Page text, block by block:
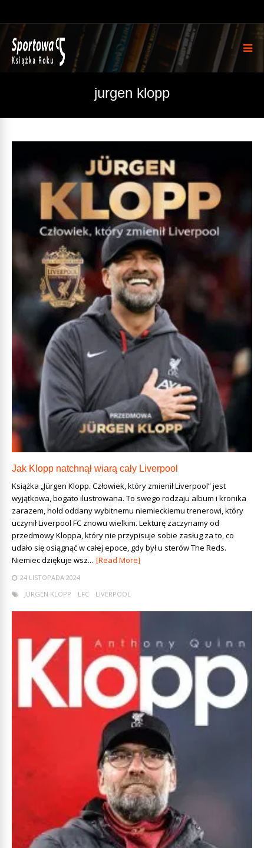
jurgen klopp
Jak Klopp natchnął wiarą cały Liverpool
Książka „Jürgen Klopp. Człowiek, który zmienił Liverpool” jest
wyjątkowa, bogato ilustrowana. To swego rodzaju album i kronika
zarazem, hołd oddany wybitnemu niemieckiemu trenerowi, który
uczynił Liverpool FC znowu wielkim. Lekturę zaczynamy od
przedmowy Kloppa, który nie przypisuje sobie zasług za to, co
udało się osiągnąć w całej epoce, gdy był u sterów The Reds.
Niemiec dziękuje wsz... [Read More]
24 LISTOPADA 2024
JURGEN KLOPP
LFC LIVERPOOL